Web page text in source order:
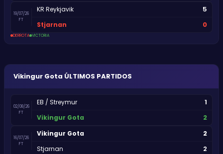
19/07/26
FT
KR Reykjavik 5
Stjarnan 0
DERROTA VICTORIA
Vikingur Gota ÚLTIMOS PARTIDOS
02/08/26
FT
EB / Streymur 1
Vikingur Gota 2
16/07/26
FT
Vikingur Gota 2
Stjarnan 2